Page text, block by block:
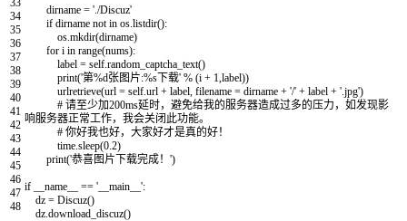
34
35
36
37
38
39
40
41
42
43
44
45
46
47
48
dirname = './Discuz'
if dirname not in os listdir():
os mkdir(dirname)
for i in range(nums):
label = self random_captcha_text()
print('第%d张图片:%s下载' % (i + 1 label))
urlretrieve(url = self url + label filename = dirname + '/' + label + '.jpg')
# 请至少加200ms延时，避免给我的服务器造成过多的压力，如发现影
响服务器正常工作，我会关闭此功能。
# 你好我也好，大家好才是真的好！
time sleep(0.2)
print('恭喜图片下载完成！')
if __name__ == '__main__':
dz = Discuz()
dz download_discuz()